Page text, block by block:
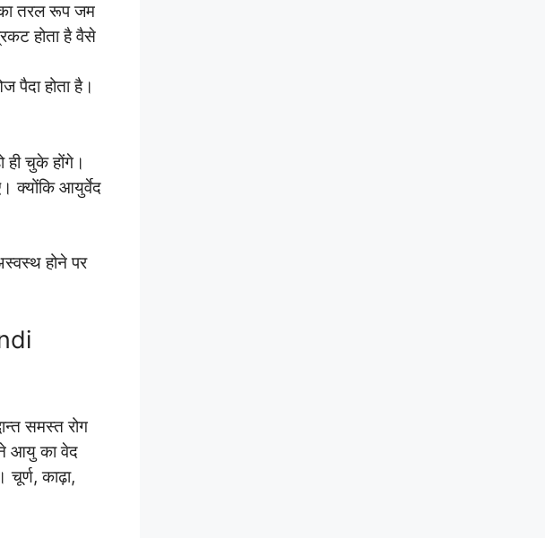
का तरल रूप जम
होता है वैसे
पैदा होता है।
ही चुके होंगे।
क्योंकि आयुर्वेद
होने पर
समस्त रोग
आयु का वेद
काढ़ा,